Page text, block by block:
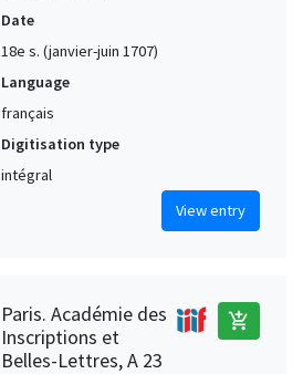
Date
18e s. (janvier-juin 1707)
Language
français
Digitisation type
intégral
View entry
Paris. Académie des
Inscriptions et
Belles-Lettres, A 23
add_shopping_cart